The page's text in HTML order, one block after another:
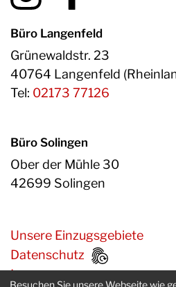
Büro Langenfeld
Grünewaldstr. 23
40764 Langenfeld
Tel: 02173 77126
Büro Solingen
Ober der Mühle 30
42699 Solingen
Unsere Einzugsgebiete
Datenschutz
Impressum
Besuchen Sie unsere Webseite wie